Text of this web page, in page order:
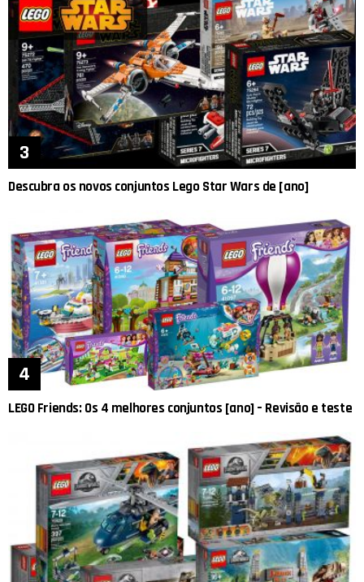
Descubra os novos conjuntos Lego Star Wars de [ano]
LEGO Friends: Os 4 melhores conjuntos [ano] – Revisão e teste